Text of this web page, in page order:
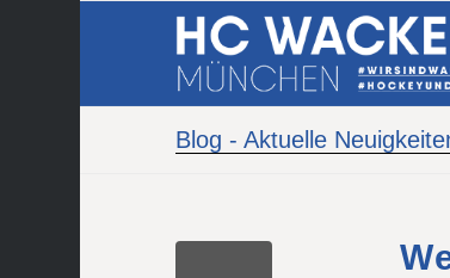
Blog - Aktuelle